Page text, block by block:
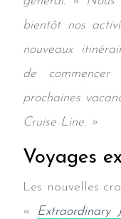
bientôt nos
nouveaux
de
prochaines
Cruise Line. »
Voyages
Les nouvelles
« Extraordinary